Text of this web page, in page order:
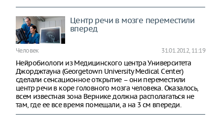
Центр речи в мозге переместили
вперед
Человек 31.01.2012, 11:19
Нейробиологи из Медицинского центра Университета
Джорджтауна (Georgetown University Medical Center)
сделали сенсационное открытие – они переместили
центр речи в коре головного мозга человека. Оказалось,
всем известная зона Вернике должна располагаться не
там, где ее все время помещали, а на 3 см впереди.